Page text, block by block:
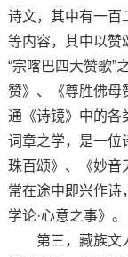
诗文，其中有一百
等内容，其中以赞
“宗喀巴四大赞歌”
赞》、《尊胜佛母
通《诗镜》中的各
词章之学，是一位
珠百颂》、《妙音
常在途中即兴作诗
学论·心意之事》。
第三，藏族文人